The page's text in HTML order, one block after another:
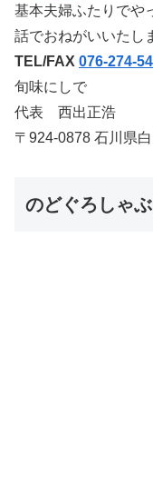
基本夫婦ふたりでや
話でおねがいいたし
TEL/FAX 076-274-
旬味にしで
代表 西出正浩
〒924-0878 石川県
のどぐろしゃ